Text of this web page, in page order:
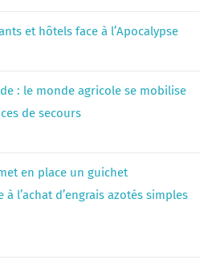
et hôtels face à l’Apocalypse
: le monde agricole se mobilise
de secours
en place un guichet
à l’achat d’engrais azotés simples